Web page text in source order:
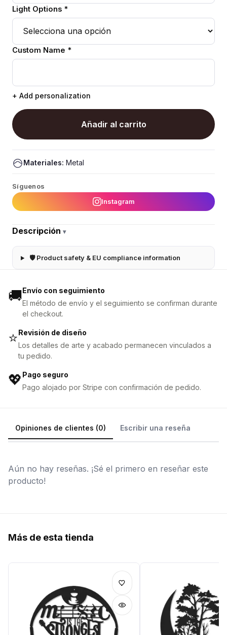
Light Options *
Custom Name *
+ Add personalization
Añadir al carrito
Materiales: Metal
Síguenos
Instagram
Descripción ▾
🛡 Product safety & EU compliance information
🚚Envío con seguimiento
El método de envío y el seguimiento se confirman durante
el checkout.
⭐Revisión de diseño
Los detalles de arte y acabado permanecen vinculados a
tu pedido.
💖 Pago seguro
Pago alojado por Stripe con confirmación de pedido.
Opiniones de clientes (0) Escribir una reseña
Aún no hay reseñas. ¡Sé el primero en reseñar este
producto!
Más de esta tienda